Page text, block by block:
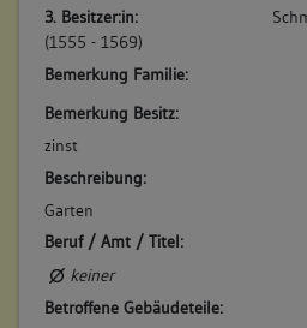
3. Besitzer:in:
(1555 - 1569)
Bemerkung Familie:
Bemerkung Besitz:
zinst
Beschreibung:
Garten
Beruf / Amt / Titel:
keiner
Betroffene Gebäudeteile: